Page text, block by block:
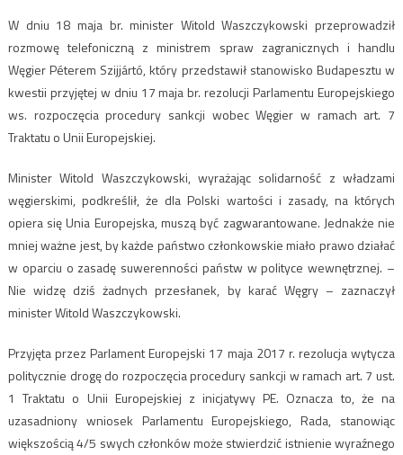
W dniu 18 maja br. minister Witold Waszczykowski przeprowadził
rozmowę telefoniczną z ministrem spraw zagranicznych i handlu
Węgier Péterem Szijjártó, który przedstawił stanowisko Budapesztu w
kwestii przyjętej w dniu 17 maja br. rezolucji Parlamentu Europejskiego
ws. rozpoczęcia procedury sankcji wobec Węgier w ramach art. 7
Traktatu o Unii Europejskiej.
Minister Witold Waszczykowski, wyrażając solidarność z władzami
węgierskimi, podkreślił, że dla Polski wartości i zasady, na których
opiera się Unia Europejska, muszą być zagwarantowane. Jednakże nie
mniej ważne jest, by każde państwo członkowskie miało prawo działać
w oparciu o zasadę suwerenności państw w polityce wewnętrznej. –
Nie widzę dziś żadnych przesłanek, by karać Węgry – zaznaczył
minister Witold Waszczykowski.
Przyjęta przez Parlament Europejski 17 maja 2017 r. rezolucja wytycza
politycznie drogę do rozpoczęcia procedury sankcji w ramach art. 7 ust.
1 Traktatu o Unii Europejskiej z inicjatywy PE. Oznacza to, że na
uzasadniony wniosek Parlamentu Europejskiego, Rada, stanowiąc
większością 4/5 swych członków może stwierdzić istnienie wyraźnego